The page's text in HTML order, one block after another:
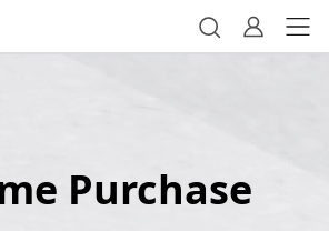
Purchase